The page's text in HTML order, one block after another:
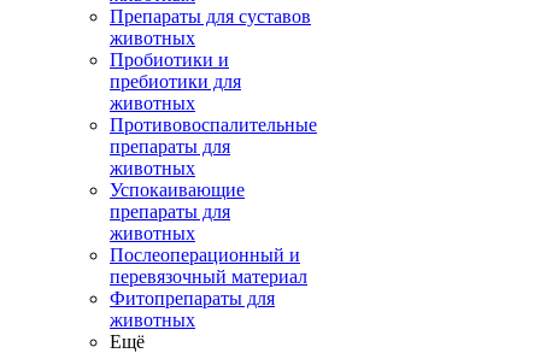
Препараты для суставов
животных
Пробиотики и
пребиотики для
животных
Противовоспалительные
препараты для
животных
Успокаивающие
препараты для
животных
Послеоперационный и
перевязочный материал
Фитопрепараты для
животных
Ещё